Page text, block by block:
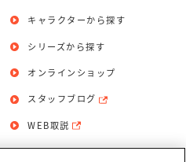
キャラクターから探す
シリーズから探す
オンラインショップ
スタッフブログ
WEB取説